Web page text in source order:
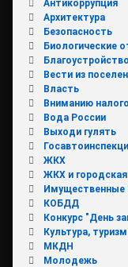
Антикоррупция
Архитектура
Безопасность
Биологические
Вести из
Власть
Вниманию
Вода России
Выходи гулять
ЖКХ
ЖКХ и
Имущественные
КОБДД
Конкурс "День
Культура,
МКДН
Молодежь